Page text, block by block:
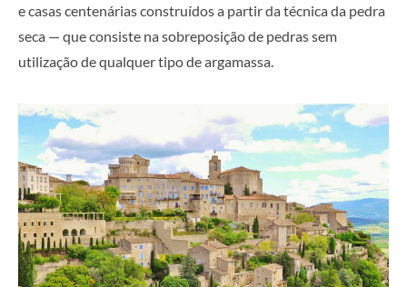
e casas centenárias construídos a partir da técnica da pedra
seca — que consiste na sobreposição de pedras sem
utilização de qualquer tipo de argamassa.